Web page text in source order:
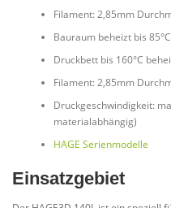
Filament: 2,85mm
Bauraum beheizt bis 85°C
Druckbett bis 160°C
Filament: 2,85mm
Druckgeschwindigkeit:
materialabhängig)
HAGE Serienmodelle
Einsatzgebiet